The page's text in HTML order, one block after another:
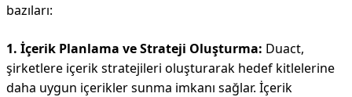
bazıları:
1. İçerik Planlama ve Strateji Oluşturma: Duact,
şirketlere içerik stratejileri oluşturarak hedef kitlelerine
daha uygun içerikler sunma imkanı sağlar. İçerik